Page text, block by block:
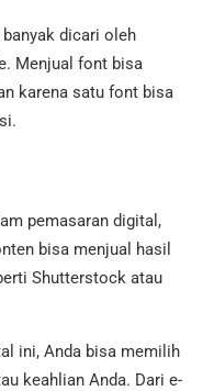
dicari oleh
Menjual font bisa
karena satu font bisa
pemasaran digital,
bisa menjual hasil
Shutterstock atau
ini, Anda bisa memilih
keahlian Anda. Dari e-